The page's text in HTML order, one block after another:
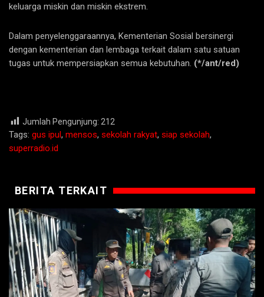
keluarga miskin dan miskin ekstrem.
Dalam penyelenggaraannya, Kementerian Sosial bersinergi
dengan kementerian dan lembaga terkait dalam satu satuan
tugas untuk mempersiapkan semua kebutuhan. (*/ant/red)
Jumlah Pengunjung: 212
Tags: gus ipul, mensos, sekolah rakyat, siap sekolah,
superradio.id
BERITA TERKAIT